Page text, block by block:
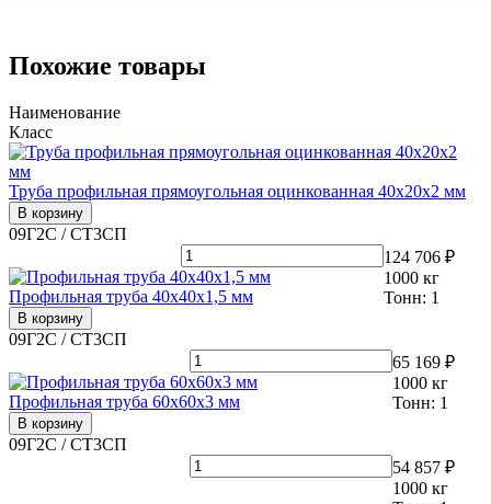
Похожие товары
Наименование
Класс
Труба профильная прямоугольная оцинкованная 40х20х2 мм
В корзину
09Г2С / СТ3СП
124 706 ₽
1000 кг
Тонн: 1
Профильная труба 40х40х1,5 мм
В корзину
09Г2С / СТ3СП
65 169 ₽
1000 кг
Тонн: 1
Профильная труба 60х60х3 мм
В корзину
09Г2С / СТ3СП
54 857 ₽
1000 кг